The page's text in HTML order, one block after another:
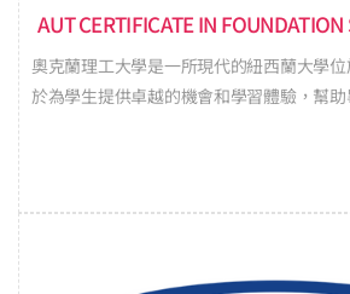
AUT CERTIFICATE IN FOUNDATION
奧克蘭理工大學是一所現代的紐西蘭大學
於為學生提供卓越的機會和學習體驗，幫助